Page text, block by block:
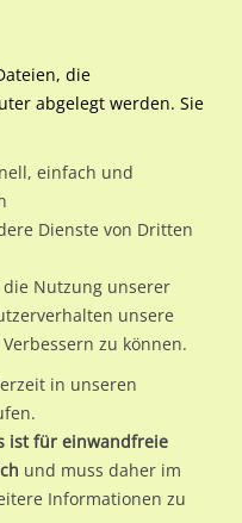
Hamburg, Freie und
Bf, AKN-Bf Wiemersdorf/
am Standort Bf, AKN-Bf
in Hamburg,
individuelle und
Leistungswerte. Damit
im Detail über den
die
abgelegt werden. Sie
einfach und
Dienste von Dritten
Nutzung unserer
unsere
zu können.
in unseren
ist für einwandfreie
und muss daher im
Informationen zu